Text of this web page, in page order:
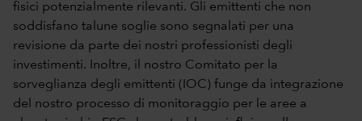
fisici potenzialmente rilevanti. Gli emittenti che non
soddisfano talune soglie sono segnalati per una
revisione da parte dei nostri professionisti degli
investimenti. Inoltre, il nostro Comitato per la
sorveglianza degli emittenti (IOC) funge da integrazione
del nostro processo di monitoraggio per le aree a